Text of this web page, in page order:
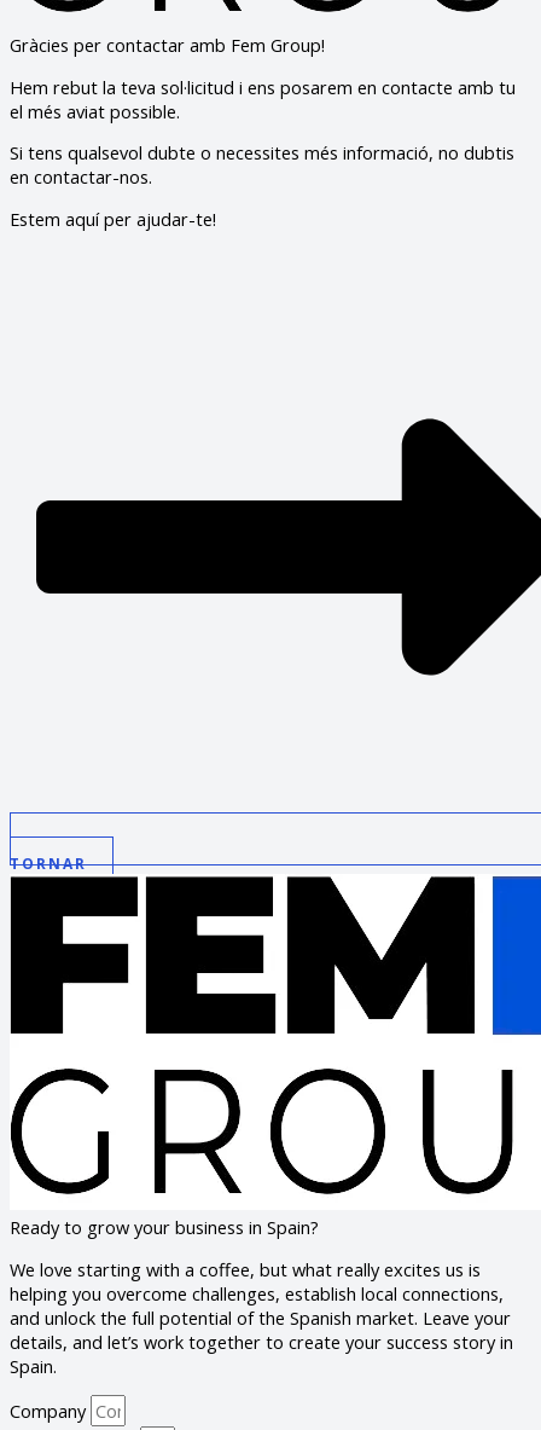
Gràcies per contactar amb Fem Group!
Hem rebut la teva sol·licitud i ens posarem en contacte amb tu
el més aviat possible.
Si tens qualsevol dubte o necessites més informació, no dubtis
en contactar-nos.
Estem aquí per ajudar-te!
TORNAR
Ready to grow your business in Spain?
We love starting with a coffee, but what really excites us is
helping you overcome challenges, establish local connections,
and unlock the full potential of the Spanish market. Leave your
details, and let’s work together to create your success story in
Spain.
Company